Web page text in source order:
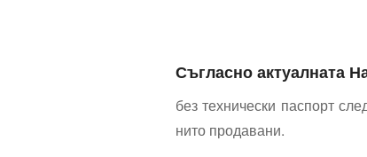
Съгласно актуалната
без технически паспорт
нито продавани.